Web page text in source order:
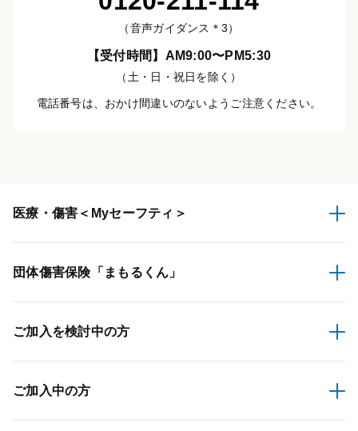
（音声ガイダンス＊3）
【受付時間】AM9:00〜PM5:30
（土・日・祝日を除く）
電話番号は、おかけ間違いのないようご注意ください。
医療・傷害 ＜Myセーフティ＞
団体傷害保険「まもるくん」
ご加入を検討中の方
ご加入中の方